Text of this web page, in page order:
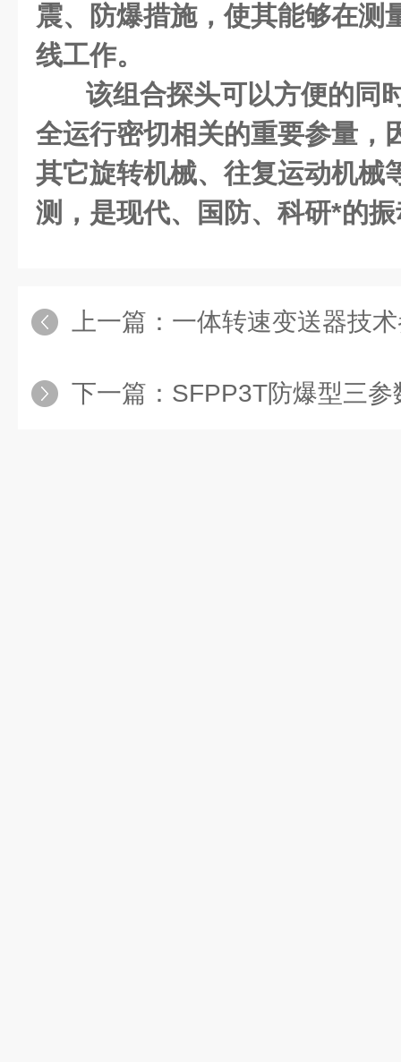
震、防爆措施，使其能够在测
线工作。
该组合探头可以方便的同
全运行密切相关的重要参量，
其它旋转机械、往复运动机械
测，是现代、国防、科研*的
上一篇： 一体转速变送器技
下一篇： SFPP3T防爆型三参